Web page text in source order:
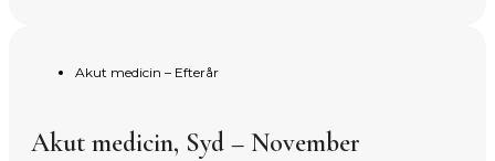
Akut medicin – Efterår
Akut medicin, Syd – November